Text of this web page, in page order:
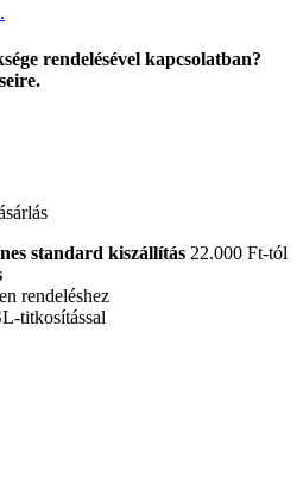
rendelésével kapcsolatban?
standard kiszállítás 22.000 Ft-tól
rendeléshez
titkosítással